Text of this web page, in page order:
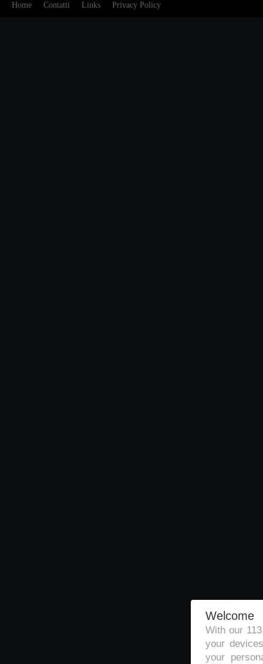
Home Contatti Links Privacy Policy
Welcome
With our
your
your